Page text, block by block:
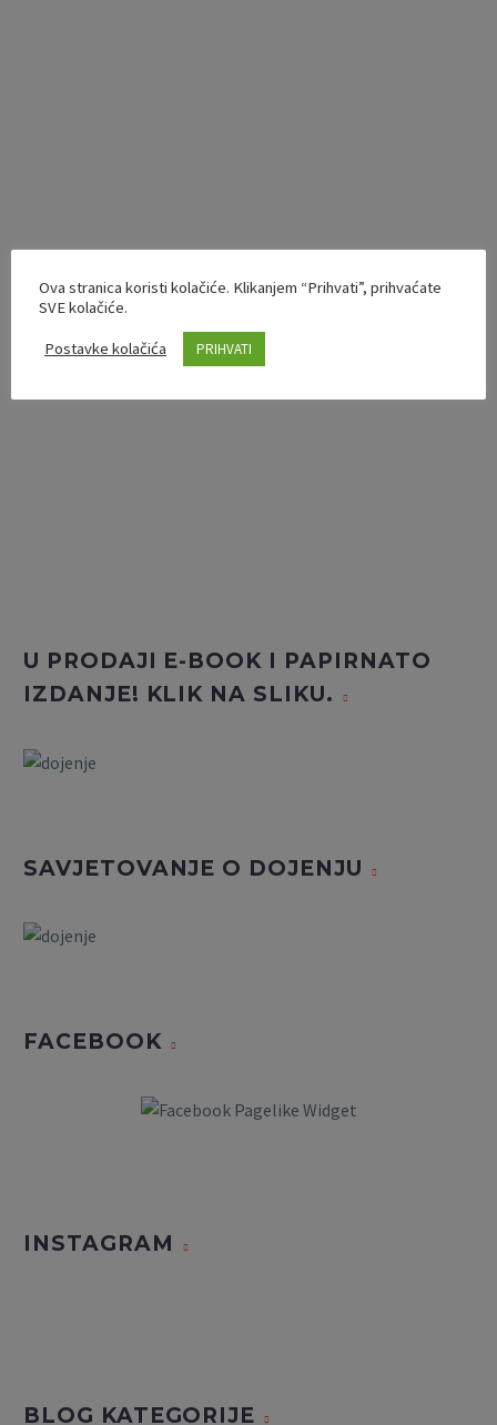
U PRODAJI E-BOOK I PAPIRNATO
IZDANJE! KLIK NA SLIKU.
SAVJETOVANJE O DOJENJU
FACEBOOK
INSTAGRAM
BLOG KATEGORIJE
Ova stranica koristi kolačiće. Klikanjem “Prihvati”, prihvaćate
SVE kolačiće.
Postavke kolačića PRIHVATI